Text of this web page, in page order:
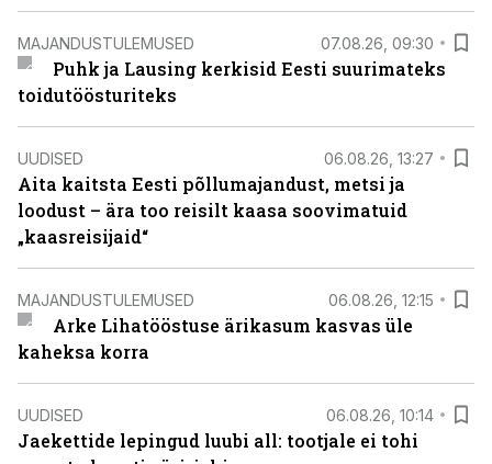
MAJANDUSTULEMUSED 07.08.26, 09:30
Puhk ja Lausing kerkisid Eesti suurimateks
toidutöösturiteks
UUDISED 06.08.26, 13:27
Aita kaitsta Eesti põllumajandust, metsi ja
loodust – ära too reisilt kaasa soovimatuid
„kaasreisijaid“
MAJANDUSTULEMUSED 06.08.26, 12:15
Arke Lihatööstuse ärikasum kasvas üle
kaheksa korra
UUDISED 06.08.26, 10:14
Jaekettide lepingud luubi all: tootjale ei tohi